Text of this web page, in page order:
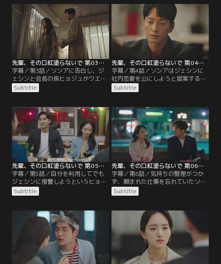
祝うため、同じチームの同僚たちが
集まる。誰かから連絡を受けたソン
アは席を外し、心配したヒョンスン
は後を追うが…。
を偶然見かけるが、ジェシンの横に
いたのはソンアではなく違う女性だ
った。一方、ソンアはジェシンとの
結婚を考え始めるが…。
先輩、その口紅塗らないで 第03話／字幕
字幕／第3話／ソンアに告白し、ジ
ェシンと会長の孫ヒョジュがウエデ
ィングショップに来店した現場をソ
ンアに見せたヒョンスン。しかし、
ことに関わるべきじゃなかったと逆
上し、ヒョンスンの気持ちを拒否す
る。一方、ジェシンにはヒョジュと
結婚せざるを得ない理由があった。
Subtitle
先輩、その口紅塗らないで 第04話／字幕
字幕／第4話／ソンアはジェシンに
社内恋愛を公にしようと提案する
が、ジェシンは突然のことに驚き、
考える時間をくれと言う。落ち込む
ェシンに復讐するためにはどうした
らいいか尋ねる。そんなソンアにヒ
ョンスンは、自分とつきあおうと提
案するが…。
Subtitle
先輩、その口紅塗らないで 第05話／字幕
字幕／第5話／自分を利用してでも
ジェシンに復讐しようというヒョン
スンの提案を断ったソンア。そんな
ある日、ヒョンスンとソンアはユ課
ジェシンに未練があるソンアは、ヒ
ョンスンに対して冷たい態度をと
る。そして、ソンアは自身の傷をえ
ぐる言葉を放つヒョンスンに激高す
Subtitle
先輩、その口紅塗らないで 第06話／字幕
字幕／第6話／気持ちの整理がつか
ず、頼まれた仕事を忘れていたソン
ア。しかし、ヒョンスンが代わりに
処理をしてくれたおかげで事なきを
をヒョンスンに打ち明ける。一方、
ジェウンと共に会長の元へ向かった
ジェシンは、部屋の中に入れてもら
えず疎外感を味わう。
Subtitle